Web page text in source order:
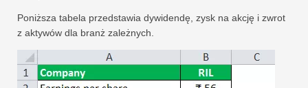
Poniższa tabela przedstawia dywidendę, zysk na akcję i zwrot
z aktywów dla branż zależnych.